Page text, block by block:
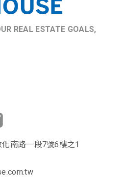
REAL ESTATE GOALS,
南路一段7號6樓之1